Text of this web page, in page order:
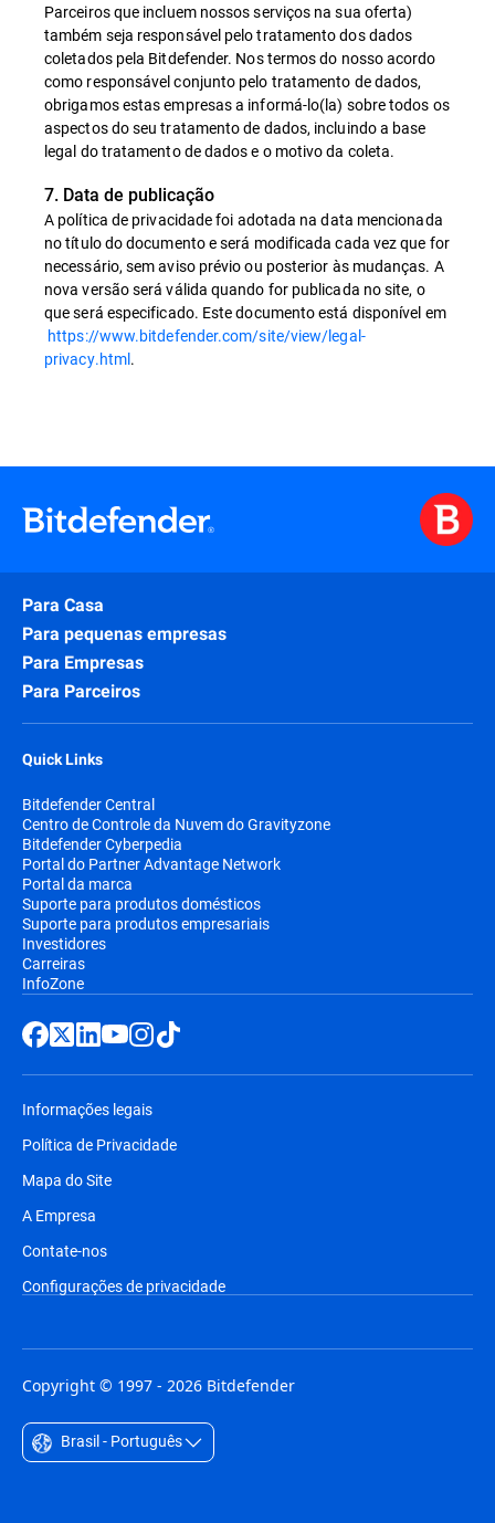
Parceiros que incluem nossos serviços na sua oferta)
também seja responsável pelo tratamento dos dados
coletados pela Bitdefender. Nos termos do nosso acordo
como responsável conjunto pelo tratamento de dados,
obrigamos estas empresas a informá-lo(la) sobre todos os
aspectos do seu tratamento de dados, incluindo a base
legal do tratamento de dados e o motivo da coleta.
7. Data de publicação
A política de privacidade foi adotada na data mencionada
no título do documento e será modificada cada vez que for
necessário, sem aviso prévio ou posterior às mudanças. A
nova versão será válida quando for publicada no site, o
que será especificado. Este documento está disponível em
https://www.bitdefender.com/site/view/legal-
privacy.html.
Para Casa
Para pequenas empresas
Para Empresas
Para Parceiros
Quick Links
Bitdefender Central
Centro de Controle da Nuvem do Gravityzone
Bitdefender Cyberpedia
Portal do Partner Advantage Network
Portal da marca
Suporte para produtos domésticos
Suporte para produtos empresariais
Investidores
Carreiras
InfoZone
Informações legais
Política de Privacidade
Mapa do Site
A Empresa
Contate-nos
Configurações de privacidade
Copyright © 1997 - 2026 Bitdefender
Brasil - Português